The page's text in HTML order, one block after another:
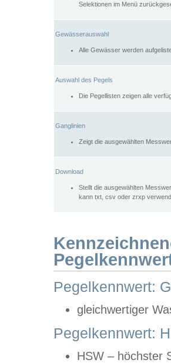
Selektionen im Menü
Gewässerauswahl
Alle Gewässer werden
Auswahl des Pegels
Die Pegellisten zeigen alle
Ganglinien
Zeigt die ausgewählten
Download
Stellt die ausgewählten
kann txt, csv oder zrxp
Pegelkennwert:
gleichwertiger
Pegelkennwert:
HSW – höchster